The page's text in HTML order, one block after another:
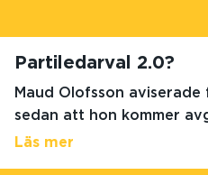
Partiledarval 2.0?
Maud Olofsson
sedan att hon kommer
Läs mer